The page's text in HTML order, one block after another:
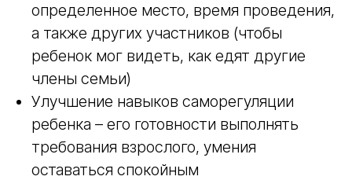
определенное место, время проведения,
а также других участников (чтобы
ребенок мог видеть, как едят другие
члены семьи)
Улучшение навыков саморегуляции
ребенка – его готовности выполнять
требования взрослого, умения
оставаться спокойным